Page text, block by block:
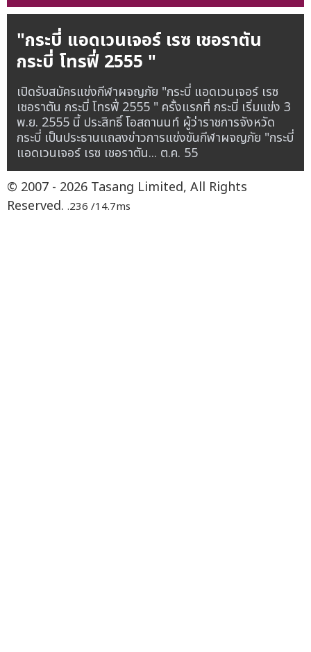
"กระบี่ แอดเวนเจอร์ เรซ เชอราตัน
กระบี่ โทรฟี่ 2555 "
เปิดรับสมัครแข่งกีฬาผจญภัย "กระบี่ แอดเวนเจอร์ เรซ
เชอราตัน กระบี่ โทรฟี่ 2555 " ครั้งแรกที่ กระบี่ เริ่มแข่ง 3
พ.ย. 2555 นี้ ประสิทธิ์ โอสถานนท์ ผู้ว่าราชการจังหวัด
กระบี่ เป็นประธานแถลงข่าวการแข่งขันกีฬาผจญภัย "กระบี่
แอดเวนเจอร์ เรซ เชอราตัน... ต.ค. 55
© 2007 - 2026 Tasang Limited, All Rights
Reserved. .236 /14.7ms